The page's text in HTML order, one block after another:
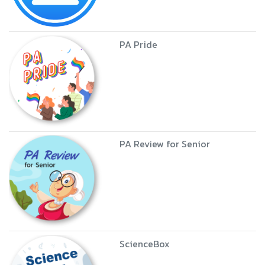
PA Pride
PA Review for Senior
ScienceBox